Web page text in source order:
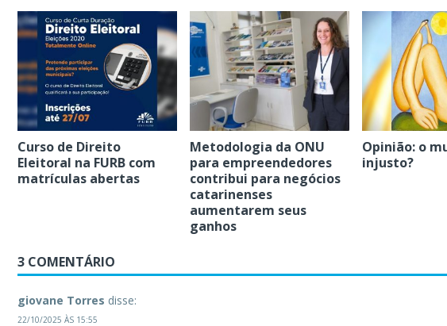
Curso de Direito
Eleitoral na FURB com
matrículas abertas
Metodologia da ONU
para empreendedores
contribui para negócios
catarinenses
aumentarem seus
ganhos
Opinião: o
injusto?
3 COMENTÁRIO
giovane Torres disse:
22/10/2025 ÀS 15:55